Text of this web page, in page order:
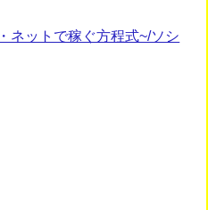
ネットで稼ぐ方程式~/ソシ